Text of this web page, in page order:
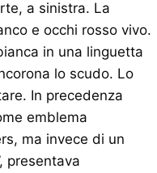
a sinistra. La
e occhi rosso vivo.
in una linguetta
lo scudo. Lo
In precedenza
emblema
ma invece di un
presentava